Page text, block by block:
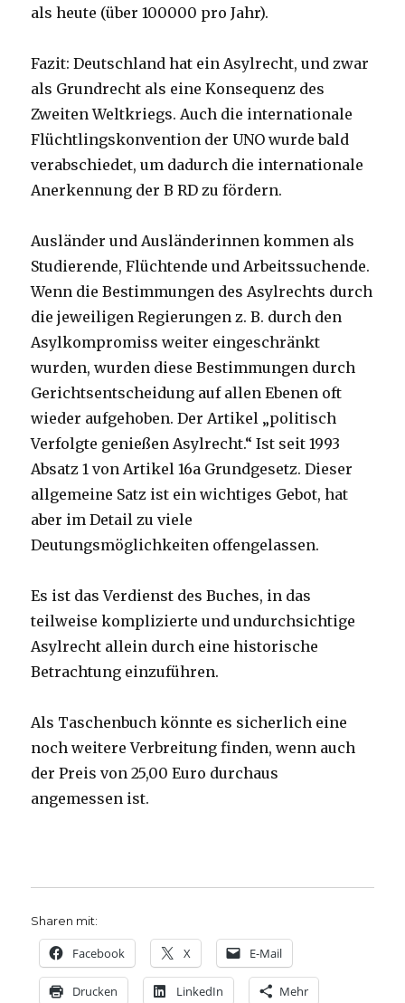
als heute (über 100000 pro Jahr).
Fazit: Deutschland hat ein Asylrecht, und zwar
als Grundrecht als eine Konsequenz des
Zweiten Weltkriegs. Auch die internationale
Flüchtlingskonvention der UNO wurde bald
verabschiedet, um dadurch die internationale
Anerkennung der B RD zu fördern.
Ausländer und Ausländerinnen kommen als
Studierende, Flüchtende und Arbeitssuchende.
Wenn die Bestimmungen des Asylrechts durch
die jeweiligen Regierungen z. B. durch den
Asylkompromiss weiter eingeschränkt
wurden, wurden diese Bestimmungen durch
Gerichtsentscheidung auf allen Ebenen oft
wieder aufgehoben. Der Artikel „politisch
Verfolgte genießen Asylrecht.“ Ist seit 1993
Absatz 1 von Artikel 16a Grundgesetz. Dieser
allgemeine Satz ist ein wichtiges Gebot, hat
aber im Detail zu viele
Deutungsmöglichkeiten offengelassen.
Es ist das Verdienst des Buches, in das
teilweise komplizierte und undurchsichtige
Asylrecht allein durch eine historische
Betrachtung einzuführen.
Als Taschenbuch könnte es sicherlich eine
noch weitere Verbreitung finden, wenn auch
der Preis von 25,00 Euro durchaus
angemessen ist.
Sharen mit:
Facebook X E-Mail
Drucken LinkedIn Mehr